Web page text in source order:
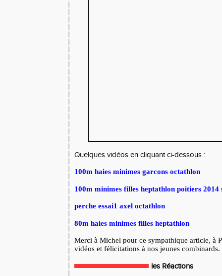
Quelques vidéos en cliquant ci-dessous :
100m haies minimes garcons octathlon
100m minimes filles heptathlon poitiers 2014
perche essai1 axel octathlon
80m haies minimes filles heptathlon
Merci à Michel pour ce sympathique article, à
vidéos et félicitations à nos jeunes combinards.
les Réactions